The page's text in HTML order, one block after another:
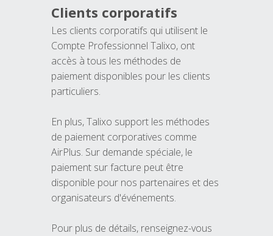
Clients corporatifs
Les clients corporatifs qui utilisent le
Compte Professionnel Talixo, ont
accès à tous les méthodes de
paiement disponibles pour les clients
particuliers.
En plus, Talixo support les méthodes
de paiement corporatives comme
AirPlus. Sur demande spéciale, le
paiement sur facture peut être
disponible pour nos partenaires et des
organisateurs d'événements.
Pour plus de détails, renseignez-vous